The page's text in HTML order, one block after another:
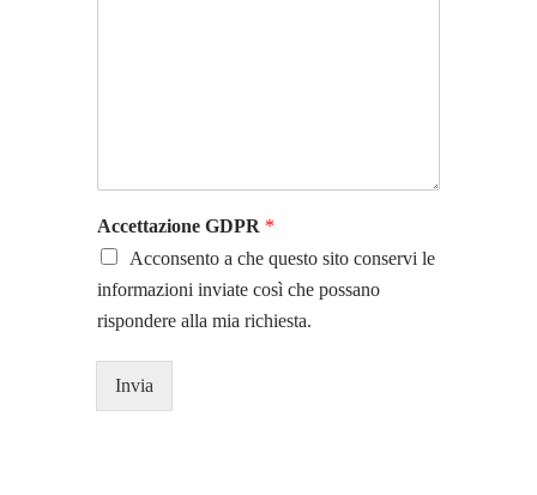
Accettazione GDPR *
Acconsento a che questo sito conservi le
informazioni inviate così che possano
rispondere alla mia richiesta.
Invia